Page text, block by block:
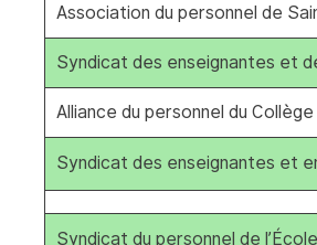
Association du personnel de
Syndicat des enseignantes et
Alliance du personnel du Collège
Syndicat des enseignantes et
Syndicat du personnel de